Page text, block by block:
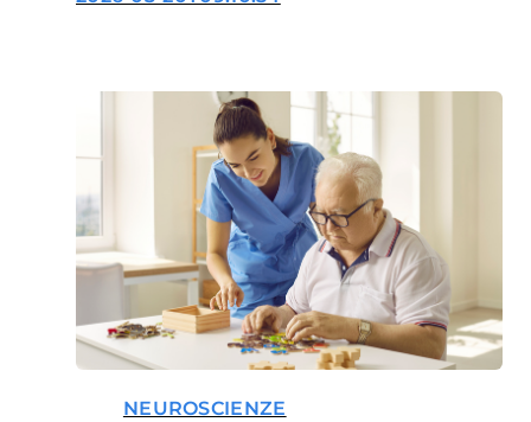
NEUROSCIENZE